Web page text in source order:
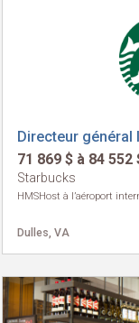
Directeur général
71 869 $ à 84
Starbucks
HMSHost à l’aéroport
Dulles, VA